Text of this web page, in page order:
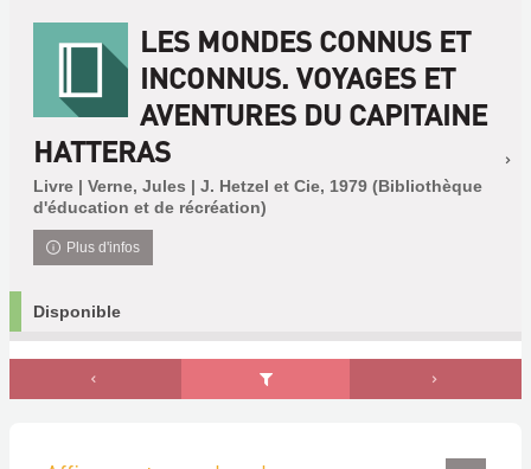
LES MONDES CONNUS ET
INCONNUS. VOYAGES ET
AVENTURES DU CAPITAINE
HATTERAS
Livre | Verne, Jules | J. Hetzel et Cie, 1979 (Bibliothèque
d'éducation et de récréation)
Plus d'infos
Disponible